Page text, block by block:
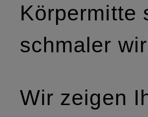
Körpermitte
schmaler
Wir zeigen